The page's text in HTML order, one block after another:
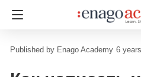
Enago Academy 6